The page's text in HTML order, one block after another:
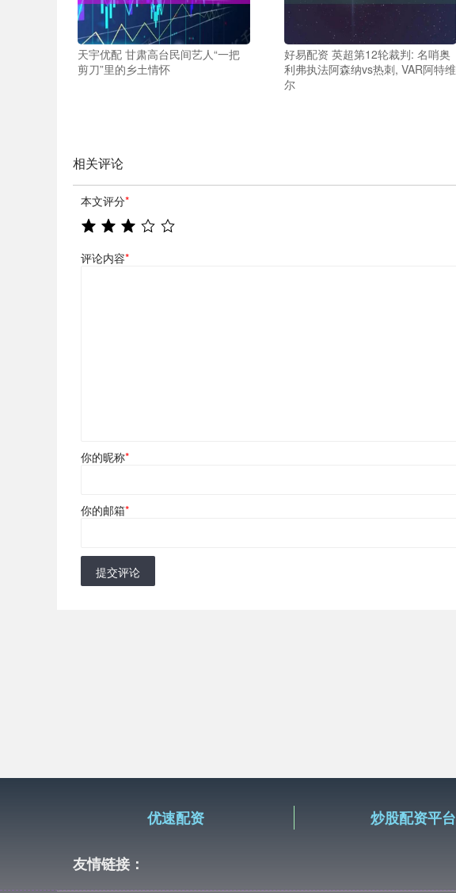
天宇优配 甘肃高台民间艺人“一把
剪刀”里的乡土情怀
好易配资 英超第12轮裁判: 名哨奥
利弗执法阿森纳vs热刺, VAR阿特维
尔
相关评论
本文评分*
评论内容*
你的昵称*
你的邮箱*
提交评论
优速配资 炒股配资平台
友情链接：